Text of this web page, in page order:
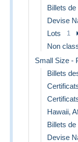
Devise
Lots 1
Non
Small Size -
Billets
Hawaii,
Devise